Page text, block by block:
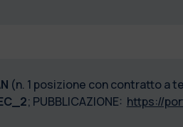
(n. 1 posizione con contratto a
; PUBBLICAZIONE: https://